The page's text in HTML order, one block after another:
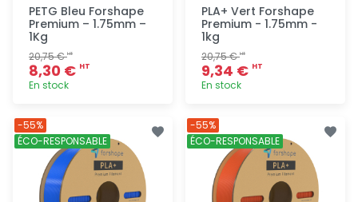
PETG Bleu Forshape
Premium – 1.75mm –
1Kg
20,75 €HT
8,30 € HT
En stock
rapide
PLA+ Vert Forshape
Premium - 1.75mm -
1kg
20,75 €HT
9,34 € HT
En stock
rapide
-55%
ÉCO-RESPONSABLE
-55%
ÉCO-RESPONSABLE